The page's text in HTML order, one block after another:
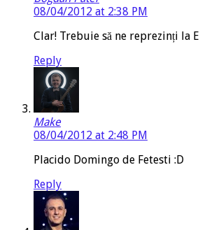
08/04/2012 at 2:38 PM
Clar! Trebuie să ne reprezinți la
Reply
Make
08/04/2012 at 2:48 PM
Placido Domingo de Fetesti :D
Reply